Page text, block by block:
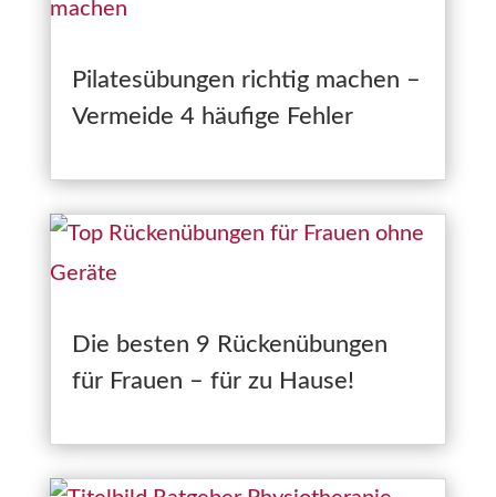
Pilatesübungen richtig machen –
Vermeide 4 häufige Fehler
Die besten 9 Rückenübungen
für Frauen – für zu Hause!